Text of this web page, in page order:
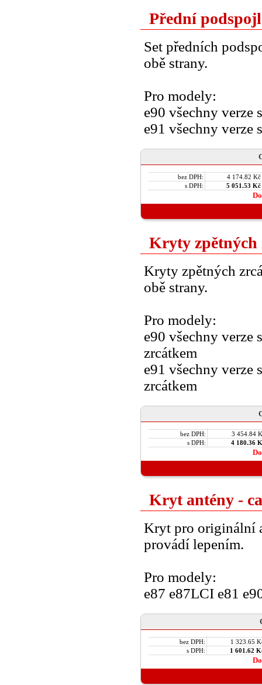
Přední
Set předních
obě strany.
Pro modely:
e90 všechny verze
e91 všechny verze
bez DPH:
4 174.82 Kč
s DPH:
5 051.53 Kč
Kryty zpětných
Kryty zpětných
obě strany.
Pro modely:
e90 všechny verze
zrcátkem
e91 všechny verze
zrcátkem
bez DPH:
3 454.84
s DPH:
4 180.36
Kryt antény -
Kryt pro originální
provádí lepením.
Pro modely:
e87 e87LCI e81
bez DPH:
1 323.65
s DPH:
1 601.62